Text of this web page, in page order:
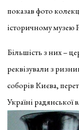
показав фото
історичному музею
Більшість з них –
реквізували з
соборів Києва,
Україні радянської